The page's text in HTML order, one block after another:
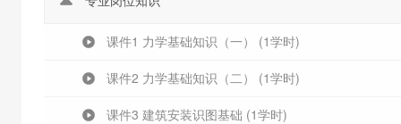
课件1 力学基础知识（一） (1学时)
课件2 力学基础知识（二） (1学时)
课件3 建筑安装识图基础 (1学时)